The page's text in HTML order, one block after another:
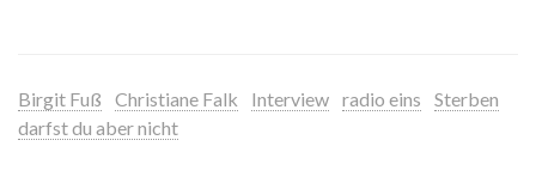
Birgit Fuß Christiane Falk Interview radio eins
Sterben
darfst du aber nicht